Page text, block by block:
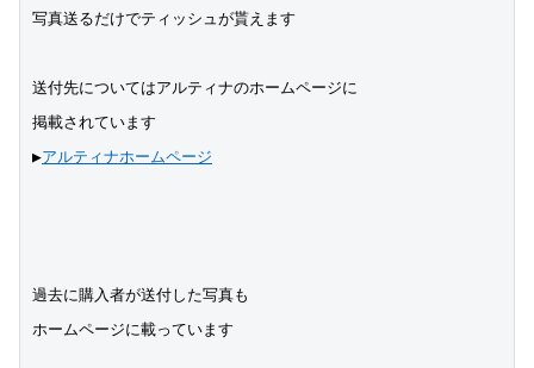
写真送るだけでティッシュが貰えます
送付先についてはアルティナのホームページに
掲載されています
▶︎アルティナホームページ
過去に購入者が送付した写真も
ホームページに載っています